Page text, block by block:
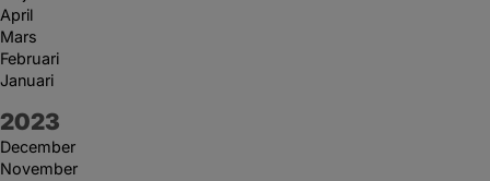
April
Mars
Februari
Januari
År:
2023
December
November